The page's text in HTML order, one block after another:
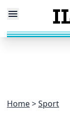
Home Sport